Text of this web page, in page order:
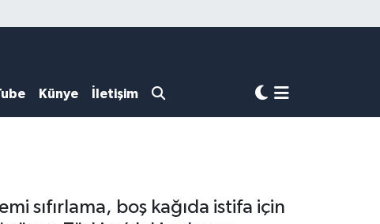
Künye İletişim
sıfırlama, boş kağıda istifa için